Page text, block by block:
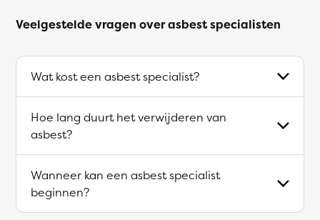
Veelgestelde vragen over asbest specialisten
Wat kost een asbest specialist?
Hoe lang duurt het verwijderen van
asbest?
Wanneer kan een asbest specialist
beginnen?